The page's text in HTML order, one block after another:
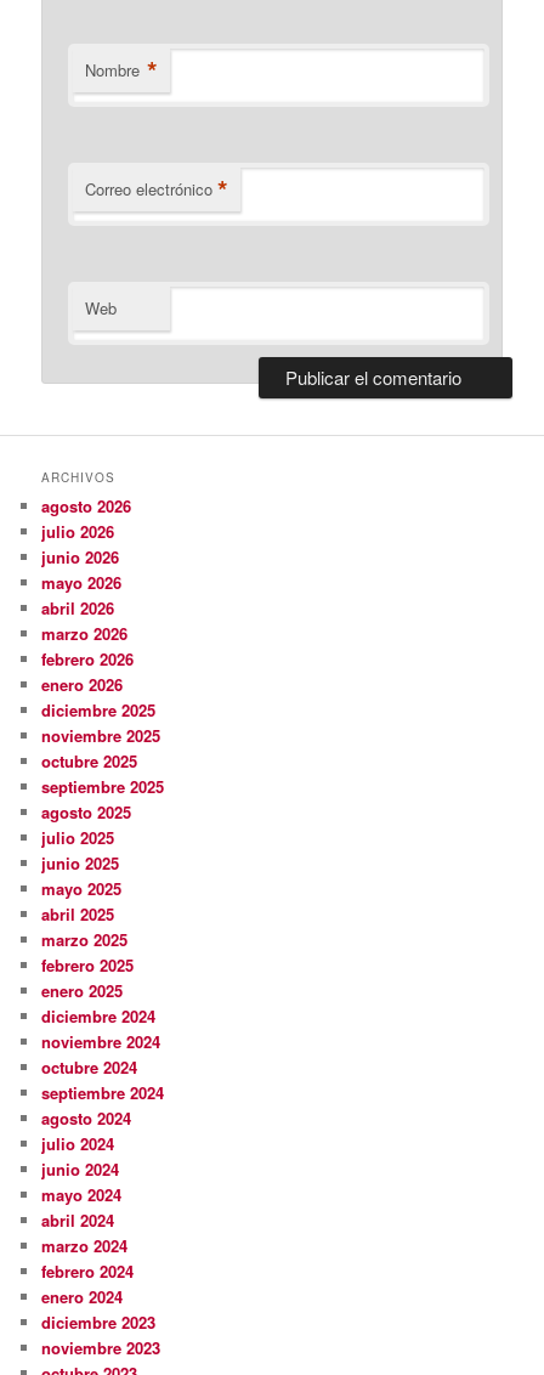
Nombre *
Correo electrónico *
Web
ARCHIVOS
agosto 2026
julio 2026
junio 2026
mayo 2026
abril 2026
marzo 2026
febrero 2026
enero 2026
diciembre 2025
noviembre 2025
octubre 2025
septiembre 2025
agosto 2025
julio 2025
junio 2025
mayo 2025
abril 2025
marzo 2025
febrero 2025
enero 2025
diciembre 2024
noviembre 2024
octubre 2024
septiembre 2024
agosto 2024
julio 2024
junio 2024
mayo 2024
abril 2024
marzo 2024
febrero 2024
enero 2024
diciembre 2023
noviembre 2023